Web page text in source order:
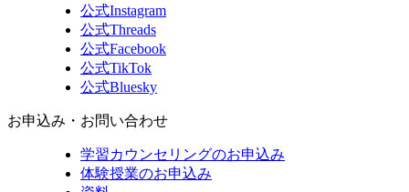
公式Instagram
公式Threads
公式Facebook
公式TikTok
公式Bluesky
お申込み・お問い合わせ
学習カウンセリングのお申込み
体験授業のお申込み